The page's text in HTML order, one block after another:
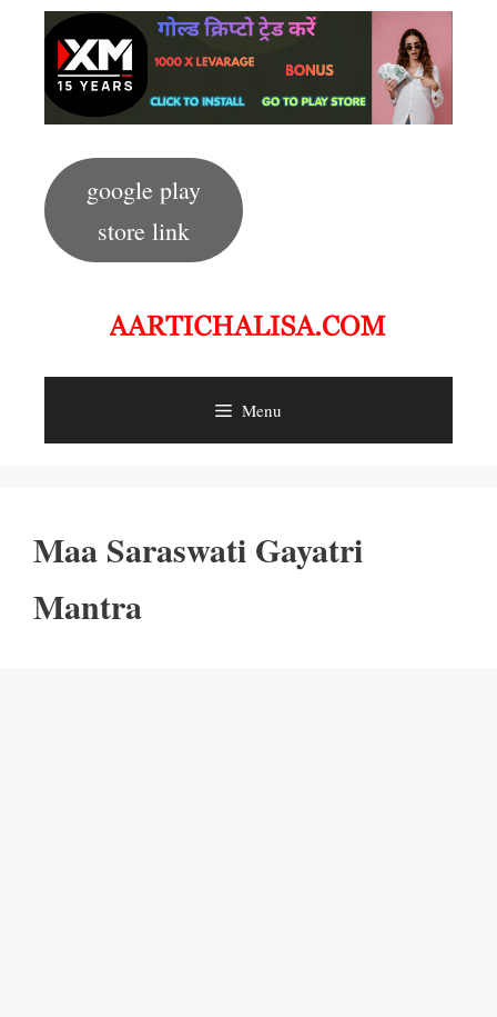
content
google play
store link
Menu
Maa Saraswati Gayatri
Mantra